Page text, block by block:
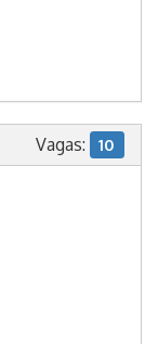
Vagas: 10